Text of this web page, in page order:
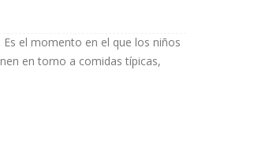
el momento en el que los niños
en torno a comidas típicas,